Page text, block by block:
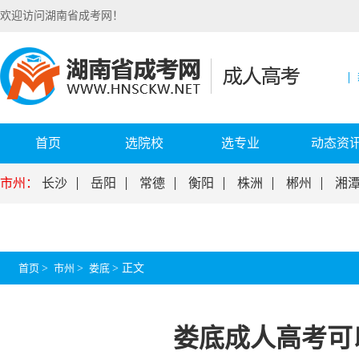
欢迎访问湖南省成考网！
首页 选院校 选专业 动态资
市州： 长沙 岳阳 常德 衡阳 株洲 郴州 湘
首页 > 市州 > 娄底 > 正文
娄底成人高考